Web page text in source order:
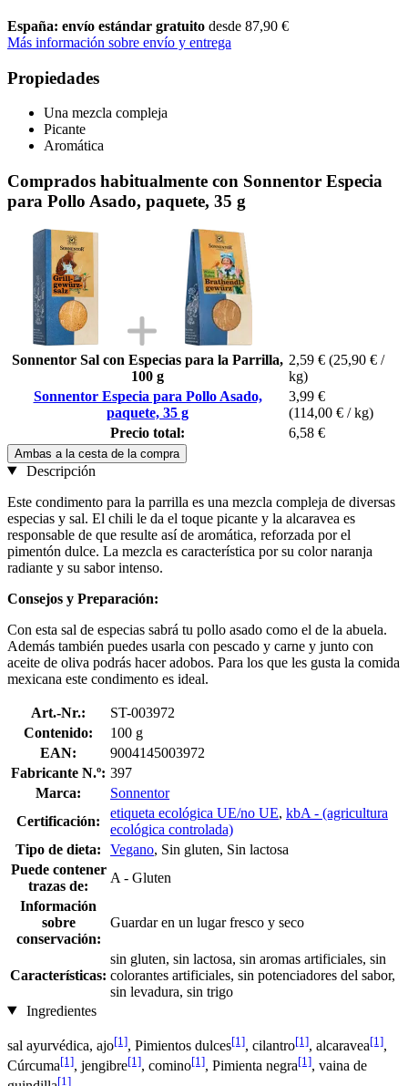
España: envío estándar gratuito desde 87,90 €
Más información sobre envío y entrega
Propiedades
Una mezcla compleja
Picante
Aromática
Comprados habitualmente con Sonnentor Especia
para Pollo Asado, paquete, 35 g
Sonnentor Sal con Especias para la Parrilla,
100 g
2,59 € (25,90 € /
kg)
Sonnentor Especia para Pollo Asado,
paquete, 35 g
3,99 €
(114,00 € / kg)
Precio total:
6,58 €
Ambas a la cesta de la compra
Descripción
Este condimento para la parrilla es una mezcla compleja de diversas
especias y sal. El chili le da el toque picante y la alcaravea es
responsable de que resulte así de aromática, reforzada por el
pimentón dulce. La mezcla es característica por su color naranja
radiante y su sabor intenso.
Consejos y Preparación:
Con esta sal de especias sabrá tu pollo asado como el de la abuela.
Además también puedes usarla con pescado y carne y junto con
aceite de oliva podrás hacer adobos. Para los que les gusta la comida
mexicana este condimento es ideal.
Art.-Nr.:
ST-003972
Contenido:
100 g
EAN:
9004145003972
Fabricante N.º: 397
Marca:
Sonnentor
Certificación:
etiqueta ecológica UE/no UE, kbA - (agricultura
ecológica controlada)
Tipo de dieta:
Vegano, Sin gluten, Sin lactosa
Puede contener
trazas de:
A - Gluten
Información
sobre
conservación:
Guardar en un lugar fresco y seco
Características:
sin gluten, sin lactosa, sin aromas artificiales, sin
colorantes artificiales, sin potenciadores del sabor,
sin levadura, sin trigo
Ingredientes
sal ayurvédica, ajo[1], Pimientos dulces[1], cilantro[1], alcaravea[1],
Cúrcuma[1], jengibre[1], comino[1], Pimienta negra[1], vaina de
[1]